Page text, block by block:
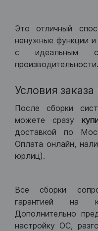
Это отличный
ненужные функции
с идеальным
производительности.
Условия
После сборки
можете сразу
доставкой по
Оплата онлайн,
юрлиц).
Все сборки
гарантией на
Дополнительно
настройку ОС,